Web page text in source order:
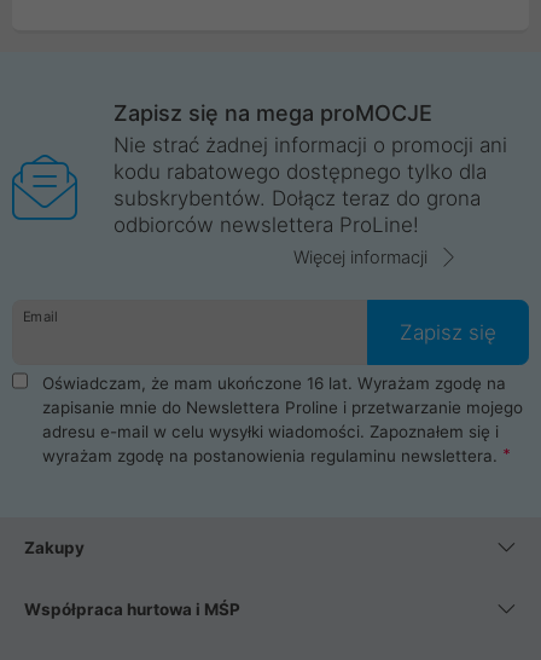
Wrocław, Poznań, Legnica, Katowice, Gliwice, Kalisz, Bytom,
Trzebnica, Opole. Szybka i profesjonalna obsługa!
ProLine to polska firma ze 100% polskim kapitałem. Działamy
legalnie i płacimy podatki w naszym kraju! Posiadamy siedzibę
główną w Mirkowie oraz salony na terenie kraju. Cała
komunikacja ze sklepem komputerowym ProLine jest
danych osobowych. Dlatego zakup notebooka albo laptopa w
ProLine to czysta przyjemność i pełne bezpieczeństwo.
Zaopatrzysz się u nas w akcesoria i części komputerowe
takie jak procesory, karty graficzne, płyty główne, pamięci,
dyski SSD, M.2 oraz HDD. Nasi pracownicy pomogą Ci wybrać
najlepszy zasilacz komputerowy oraz obudowę do komputera.
Poza komputerami mamy również najlepsze na rynku
Smartfony takich producentów jak Xiaomi, Apple, Samsung i
wentylatory. Na koniec mając już to wszystko, możesz
Zapisz się na mega proMOCJE
Nie strać żadnej informacji o promocji ani
kodu rabatowego dostępnego tylko dla
subskrybentów. Dołącz teraz do grona
odbiorców newslettera ProLine!
Więcej informacji
Email
Zapisz się
Oświadczam, że mam ukończone 16 lat. Wyrażam zgodę na
zapisanie mnie do Newslettera Proline i przetwarzanie mojego
adresu e-mail w celu wysyłki wiadomości. Zapoznałem się i
wyrażam zgodę na postanowienia regulaminu newslettera.
Zakupy
Współpraca hurtowa i MŚP